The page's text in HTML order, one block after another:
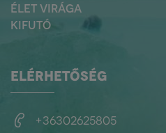
ÉLET VIRÁGA
KIFUTÓ
ELÉRHETŐSÉG
+36302625805